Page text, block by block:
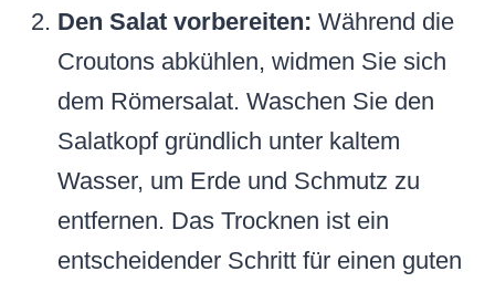
Den Salat vorbereiten: Während die
Croutons abkühlen, widmen Sie sich
dem Römersalat. Waschen Sie den
Salatkopf gründlich unter kaltem
Wasser, um Erde und Schmutz zu
entfernen. Das Trocknen ist ein
entscheidender Schritt für einen guten